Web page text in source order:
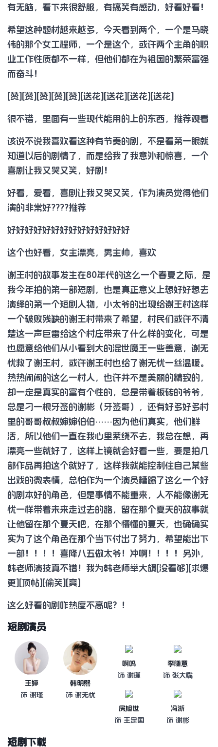
有无脑，看下来很舒服，有搞笑有感动，好看好看！
希望这种题材越来越多，今天看到两个，一个是马晓
伟的那个女工程师，一个是这个，或许两个主角的职
业工作性质都不一样，但他们都在为祖国的繁荣富强
而奋斗！
[赞][赞][赞][赞][赞][送花][送花][送花][送花]
很不错，里面有一些现代能用的上的东西，推荐观看
该说不说我喜欢看这种有节奏的剧，不是看第一眼就
知道以后的剧情了，而是给我了我意外和惊喜，一个
喜剧让我又哭又笑，好剧！
好看，爱看，喜剧让我又哭又笑，作为演员觉得他们
演的非常好????推荐
好好好好好好好好好好好好好好
这个也好看，女主漂亮，男主帅，喜欢
谢王村的故事发生在80年代的这么一个春夏之际，是
我今年拍的第一部短剧，也是真正意义上想好好想去
演绎的第一个短剧人物，小太爷的出现给谢王村这样
一个破败残缺的谢王村带来了希望，村民们或许不清
楚这一声巨雷给这个村庄带来了什么样的变化，可是
也愿意给他们从小看到大的混世魔王一些善意，谢无
忧救了谢王村，或许谢王村也给了谢无忧一丝温暖。
热热闹闹的这么一村人，也许并不是美丽的精致的，
却一定是真实的富有个性的，总是带着板砖的爷爷，
总是刁一根牙签的谢彬（牙签哥），还有好多好多村
里的哥哥叔叔婶婶伯伯……因为他们真实，他们鲜
活，所以他们一直在我心里萦绕不去，我总在想，再
漂亮一些就好了，这样上镜就会好看一些，要是拍几
部作品再拍这个就好了，这样我就能控制住自己某些
出戏的微表情，总怕作为一个演员糟蹋了这么一个好
的剧本好的角色，但是事情不能重来，人不能像谢无
忧一样带着未来走过去的路，留在那个夏天的故事就
让他留在那个夏天吧，在那个懵懂的夏天，也确确实
实为了这个角色在那个当下付出了努力，希望能出下
一部！！！！喜降八五做太爷！冲啊！！！！另外，
韩老师演技真不错！我为韩老师举大旗[没看够][求爆
更][顶帖][偷笑][爽]
这么好看的剧咋热度不高呢？！
短剧演员
王婷
饰 谢瑾
韩明熙
饰 谢无忧
啊呜
饰 谢瑾
李随意
饰 张大嘴
房旭世
饰 王定国
冯浙
饰 谢彬
短剧下载